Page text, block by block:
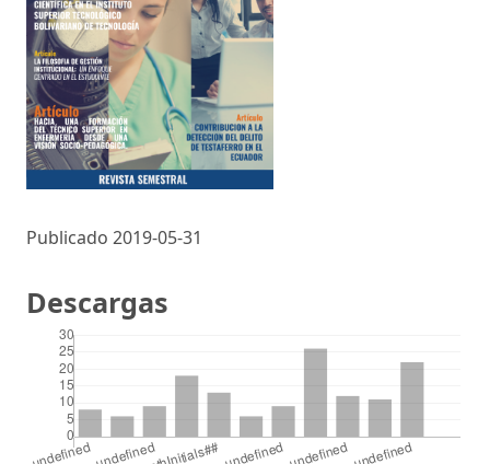
Publicado 2019-05-31
Descargas